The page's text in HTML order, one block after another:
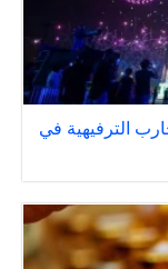
الترفيهية في